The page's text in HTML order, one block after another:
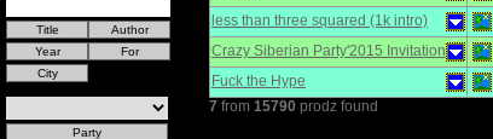
less than three squared (1k intro)
Crazy Siberian Party'2015 Invitation
Fuck the Hype
7 from 15790 prodz found